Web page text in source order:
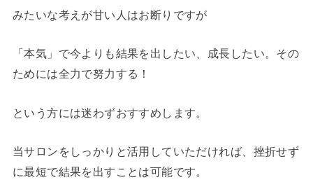
みたいな考えが甘い人はお断りですが
「本気」で今よりも結果を出したい、成長したい。その
ためには全力で努力する！
という方には迷わずおすすめします。
当サロンをしっかりと活用していただければ、挫折せず
に最短で結果を出すことは可能です。